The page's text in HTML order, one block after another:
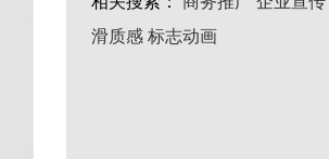
滑质感 标志动画